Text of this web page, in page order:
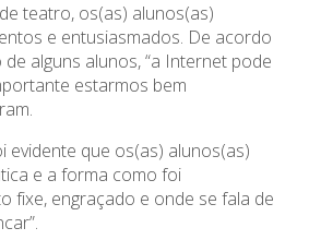
teatro, os(as) alunos(as)
e entusiasmados. De acordo
alguns alunos, “a Internet pode
estarmos bem
evidente que os(as) alunos(as)
e a forma como foi
fixe, engraçado e onde se fala de